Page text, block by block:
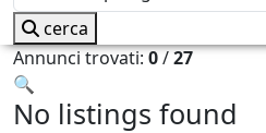
cerca
Annunci trovati:0/27
🔍
No listings found